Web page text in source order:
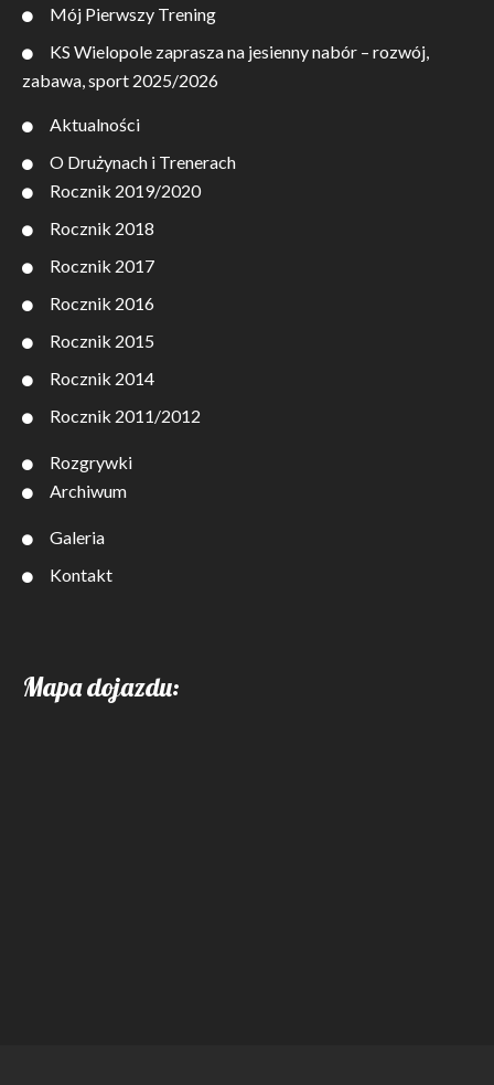
Mój Pierwszy Trening
KS Wielopole zaprasza na jesienny nabór – rozwój,
zabawa, sport 2025/2026
Aktualności
O Drużynach i Trenerach
Rocznik 2019/2020
Rocznik 2018
Rocznik 2017
Rocznik 2016
Rocznik 2015
Rocznik 2014
Rocznik 2011/2012
Rozgrywki
Archiwum
Galeria
Kontakt
Mapa dojazdu: